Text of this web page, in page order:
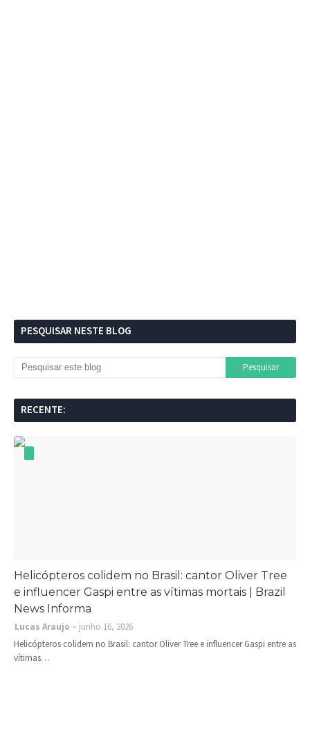
PESQUISAR NESTE BLOG
RECENTE:
Helicópteros colidem no Brasil: cantor Oliver Tree
e influencer Gaspi entre as vítimas mortais | Brazil
News Informa
Lucas Araujo
junho 16, 2026
Helicópteros colidem no Brasil: cantor Oliver Tree e influencer Gaspi entre as
vítimas…